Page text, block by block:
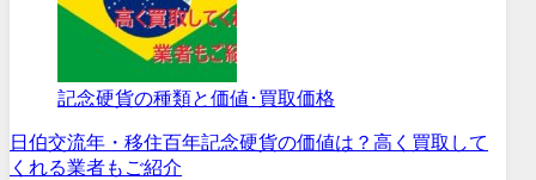
記念硬貨の種類と価値･買取価格
日伯交流年・移住百年記念硬貨の価値は？高く買取して
くれる業者もご紹介